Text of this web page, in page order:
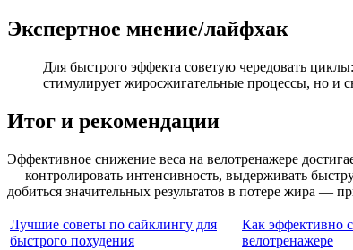
Экспертное мнение/лайфхак
Для быстрого эффекта советую чередовать
стимулирует жиросжигательные процессы, но и
Итог и рекомендации
Эффективное снижение веса на велотренажере
— контролировать интенсивность, выдерживать
добиться значительных результатов в потере жира —
Лучшие советы по сайклингу для
быстрого похудения
Как эффективно
велотренажере